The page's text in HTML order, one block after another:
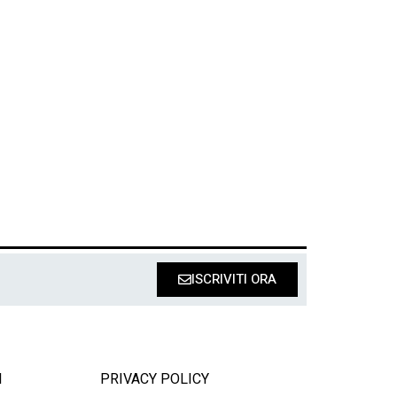
ISCRIVITI ORA
PRIVACY POLICY